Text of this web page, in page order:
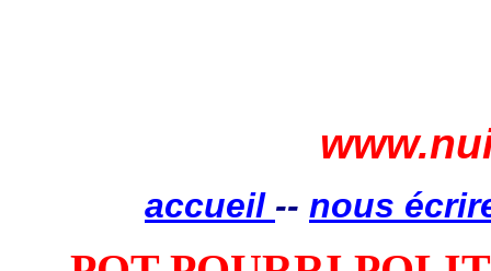
accueil -- nous